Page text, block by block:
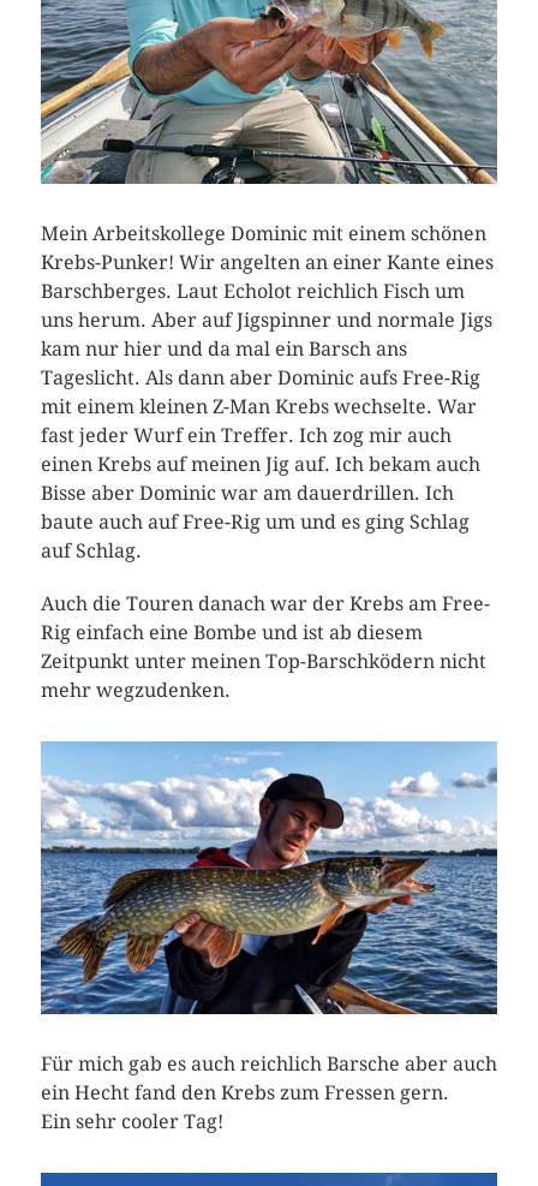
Mein Arbeitskollege Dominic mit einem schönen
Krebs-Punker! Wir angelten an einer Kante eines
Barschberges. Laut Echolot reichlich Fisch um
uns herum. Aber auf Jigspinner und normale Jigs
kam nur hier und da mal ein Barsch ans
Tageslicht. Als dann aber Dominic aufs Free-Rig
mit einem kleinen Z-Man Krebs wechselte. War
fast jeder Wurf ein Treffer. Ich zog mir auch
einen Krebs auf meinen Jig auf. Ich bekam auch
Bisse aber Dominic war am dauerdrillen. Ich
baute auch auf Free-Rig um und es ging Schlag
auf Schlag.
Auch die Touren danach war der Krebs am Free-
Rig einfach eine Bombe und ist ab diesem
Zeitpunkt unter meinen Top-Barschködern nicht
mehr wegzudenken.
Für mich gab es auch reichlich Barsche aber auch
ein Hecht fand den Krebs zum Fressen gern.
Ein sehr cooler Tag!